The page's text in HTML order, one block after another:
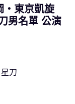
・東京凱旋
男名單 公演
刀